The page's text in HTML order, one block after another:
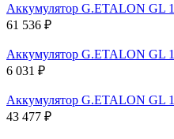
Аккумулятор G.ETALON GL
61 536 ₽
Аккумулятор G.ETALON GL
6 031 ₽
Аккумулятор G.ETALON GL
43 477 ₽